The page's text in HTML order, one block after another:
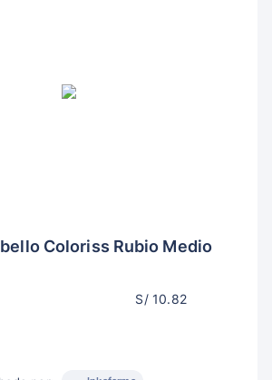
Coloriss Rubio Medio
S/ 10.82